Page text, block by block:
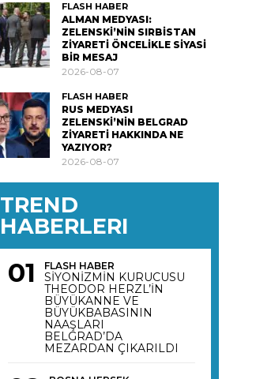
FLASH HABER
ALMAN MEDYASI:
ZELENSKİ’NİN SIRBİSTAN
ZİYARETİ ÖNCELİKLE SİYASİ
BİR MESAJ
2026-08-07
FLASH HABER
RUS MEDYASI
ZELENSKİ’NİN BELGRAD
ZİYARETİ HAKKINDA NE
YAZIYOR?
2026-08-07
TREND
HABERLERI
FLASH HABER
SİYONİZMİN KURUCUSU
THEODOR HERZL’İN
BÜYÜKANNE VE
BÜYÜKBABASININ
NAAŞLARI
BELGRAD’DA
MEZARDAN ÇIKARILDI